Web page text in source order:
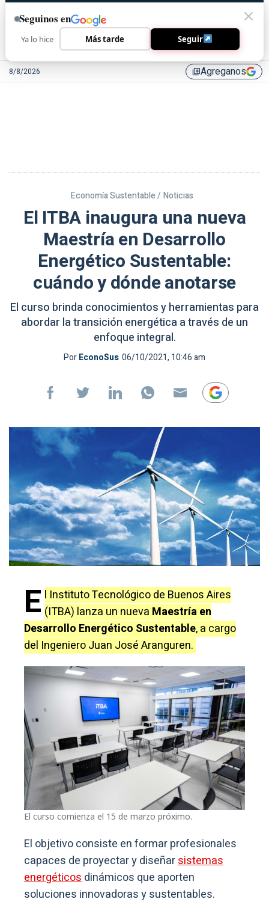
8/8/2026 library_addAgreganos
Economía Sustentable / Noticias
El ITBA inaugura una nueva
Maestría en Desarrollo
Energético Sustentable:
cuándo y dónde anotarse
El curso brinda conocimientos y herramientas para
abordar la transición energética a través de un
enfoque integral.
PorEconoSus 06/10/2021, 10:46 am
E l Instituto Tecnológico de Buenos Aires
(ITBA) lanza un nueva Maestría en
Desarrollo Energético Sustentable, a cargo
del Ingeniero Juan José Aranguren.
El curso comienza el 15 de marzo próximo.
El objetivo consiste en formar profesionales
capaces de proyectar y diseñarsistemas
energéticosdinámicos que aporten
soluciones innovadoras y sustentables.
Seguinos en
Ya lo hice Más tarde Seguir